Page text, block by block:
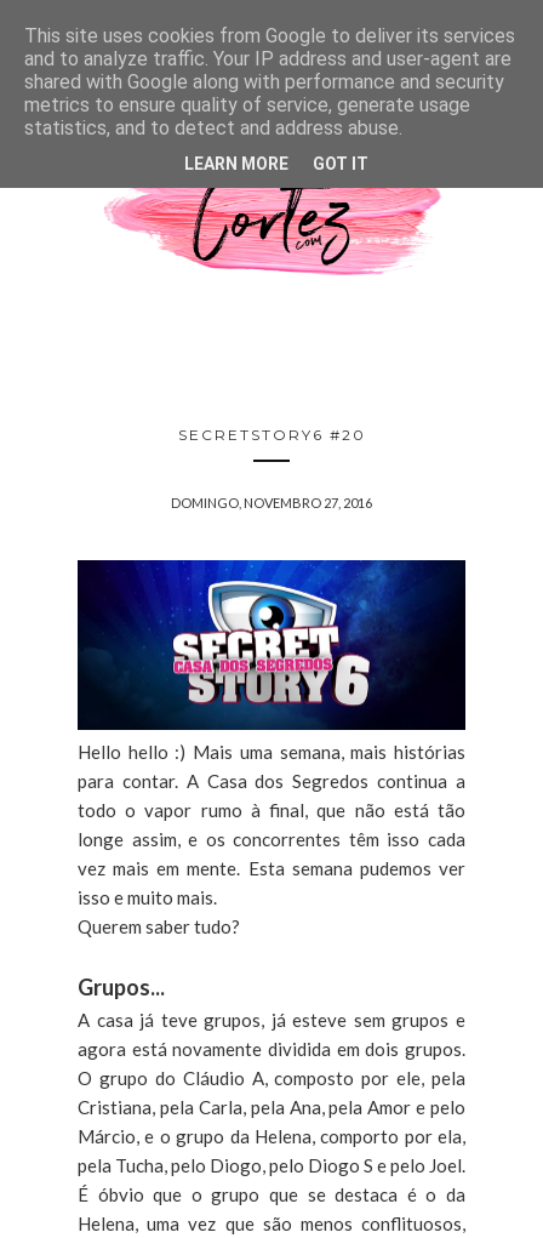
SECRETSTORY6 #20
DOMINGO, NOVEMBRO 27, 2016
Hello hello :) Mais uma semana, mais histórias
para contar. A Casa dos Segredos continua a
todo o vapor rumo à final, que não está tão
longe assim, e os concorrentes têm isso cada
vez mais em mente. Esta semana pudemos ver
isso e muito mais.
Querem saber tudo?
Grupos...
A casa já teve grupos, já esteve sem grupos e
agora está novamente dividida em dois grupos.
O grupo do Cláudio A, composto por ele, pela
Cristiana, pela Carla, pela Ana, pela Amor e pelo
Márcio, e o grupo da Helena, comporto por ela,
pela Tucha, pelo Diogo, pelo Diogo S e pelo Joel.
É óbvio que o grupo que se destaca é o da
Helena, uma vez que são menos conflituosos,
This site uses cookies from Google to deliver its services
and to analyze traffic. Your IP address and user-agent are
shared with Google along with performance and security
metrics to ensure quality of service, generate usage
statistics, and to detect and address abuse.
LEARN MORE GOT IT